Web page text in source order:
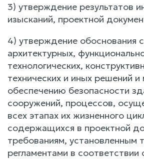
3) утверждение результатов
изысканий, проектной
4) утверждение обоснования
архитектурных,
технологических,
технических и иных решений
обеспечению безопасности
сооружений, процессов,
всех этапах их жизненного
содержащихся в проектной
требованиям, установленным
регламентами в